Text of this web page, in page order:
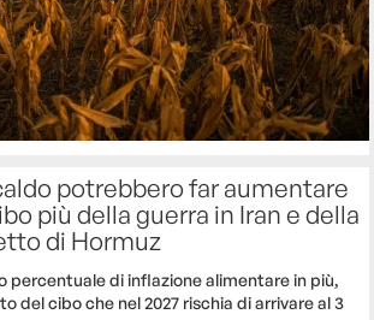
potrebbero far aumentare
più della guerra in Iran e della
di Hormuz
percentuale di inflazione alimentare in più,
del cibo che nel 2027 rischia di arrivare al 3